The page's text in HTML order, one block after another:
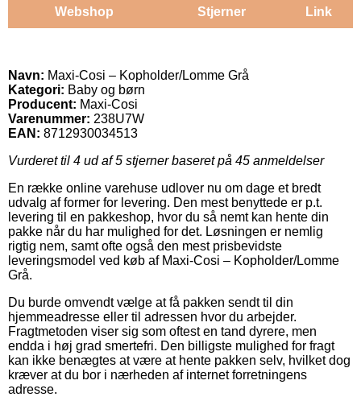
Webshop Stjerner Link
Navn: Maxi-Cosi – Kopholder/Lomme Grå
Kategori: Baby og børn
Producent: Maxi-Cosi
Varenummer: 238U7W
EAN: 8712930034513
Vurderet til 4 ud af 5 stjerner baseret på 45 anmeldelser
En række online varehuse udlover nu om dage et bredt
udvalg af former for levering. Den mest benyttede er p.t.
levering til en pakkeshop, hvor du så nemt kan hente din
pakke når du har mulighed for det. Løsningen er nemlig
rigtig nem, samt ofte også den mest prisbevidste
leveringsmodel ved køb af Maxi-Cosi – Kopholder/Lomme
Grå.
Du burde omvendt vælge at få pakken sendt til din
hjemmeadresse eller til adressen hvor du arbejder.
Fragtmetoden viser sig som oftest en tand dyrere, men
endda i høj grad smertefri. Den billigste mulighed for fragt
kan ikke benægtes at være at hente pakken selv, hvilket dog
kræver at du bor i nærheden af internet forretningens
adresse.